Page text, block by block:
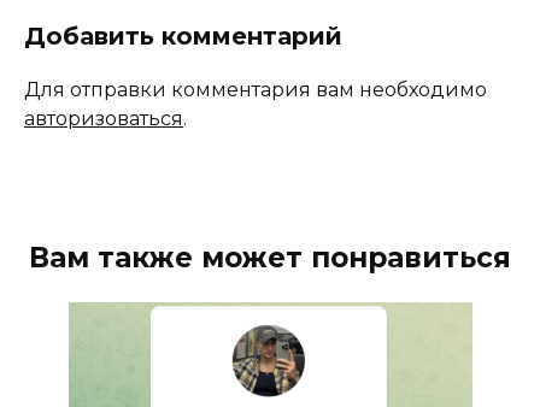
Добавить комментарий
Для отправки комментария вам необходимо
авторизоваться.
Вам также может понравиться